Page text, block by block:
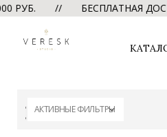
РУБ. // БЕСПЛАТНАЯ
АКТИВНЫЕ ФИЛЬТРЫ